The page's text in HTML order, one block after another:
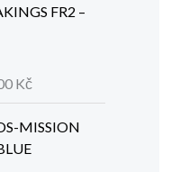
FR2 –
Kč
MISSION